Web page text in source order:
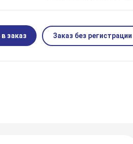
заказ Заказ без регистрации